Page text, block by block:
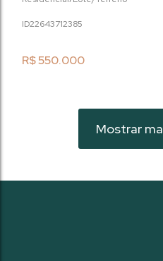
R$550.000
2385
2264371
Localizado no
oferece o equilíbrio
Mostrar